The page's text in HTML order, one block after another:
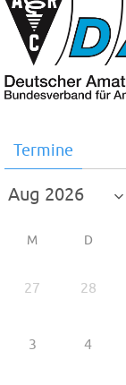
Termine
M D
27 28
3 4